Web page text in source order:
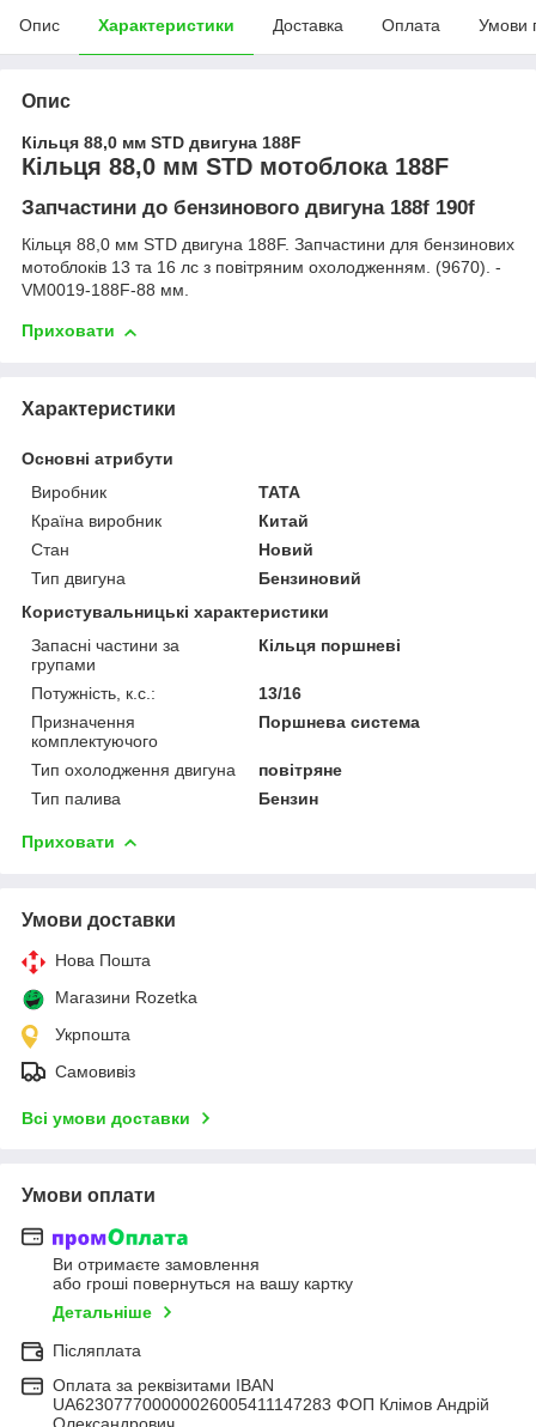
Опис Характеристики Доставка Оплата Умови
Опис
Кільця 88,0 мм STD двигуна 188F
Кільця 88,0 мм STD мотоблока 188F
Запчастини до бензинового двигуна 188f 190f
Кільця 88,0 мм STD двигуна 188F. Запчастини для бензинових
мотоблоків 13 та 16 лс з повітряним охолодженням. (9670). -
VM0019-188F-88 мм.
Приховати
Характеристики
Основні атрибути
Виробник
TATA
Країна виробник
Китай
Стан
Новий
Тип двигуна
Бензиновий
Користувальницькі характеристики
Запасні частини за
групами
Кільця поршневі
Потужність, к.с.:
13/16
Призначення
комплектуючого
Поршнева система
Тип охолодження двигуна
повітряне
Тип палива
Бензин
Приховати
Умови доставки
Нова Пошта
Магазини Rozetka
Укрпошта
Самовивіз
Всі умови доставки
Умови оплати
Ви отримаєте замовлення
або гроші повернуться на вашу картку
Детальніше
Післяплата
Оплата за реквізитами IBAN
UA623077700000026005411147283 ФОП Клімов Андрій